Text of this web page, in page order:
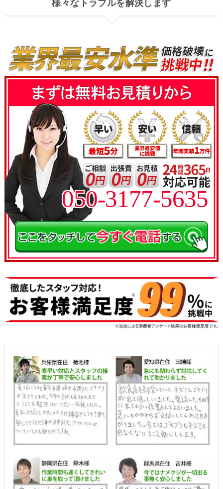
様々なトラブルを解決します
050-3177-5635